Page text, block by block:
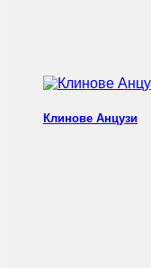
Клинове Анцузи